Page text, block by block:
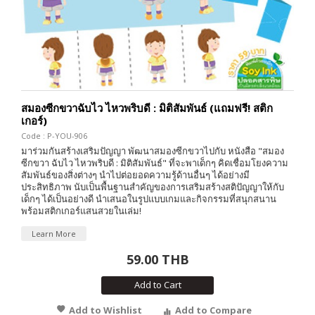
สมองซีกขวาฉับไว ไหวพริบดี : มิติสัมพันธ์ (แถมฟรี! สติก
เกอร์)
Code : P-YOU-906
มาร่วมกันสร้างเสริมปัญญา พัฒนาสมองซีกขวาไปกับ หนังสือ "สมอง
ซีกขวา ฉับไว ไหวพริบดี : มิติสัมพันธ์" ที่จะพาเด็กๆ คิดเชื่อมโยงความ
สัมพันธ์ของสิ่งต่างๆ นำไปต่อยอดความรู้ด้านอื่นๆ ได้อย่างมี
ประสิทธิภาพ นับเป็นพื้นฐานสำคัญของการเสริมสร้างสติปัญญาให้กับ
เด็กๆ ได้เป็นอย่างดี นำเสนอในรูปแบบเกมและกิจกรรมที่สนุกสนาน
พร้อมสติกเกอร์แสนสวยในเล่ม!
Learn More
59.00 THB
Add to Cart
Add to Wishlist
Add to Compare